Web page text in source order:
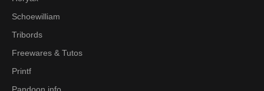
Schoewilliam
Tribords
Freewares & Tutos
Printf